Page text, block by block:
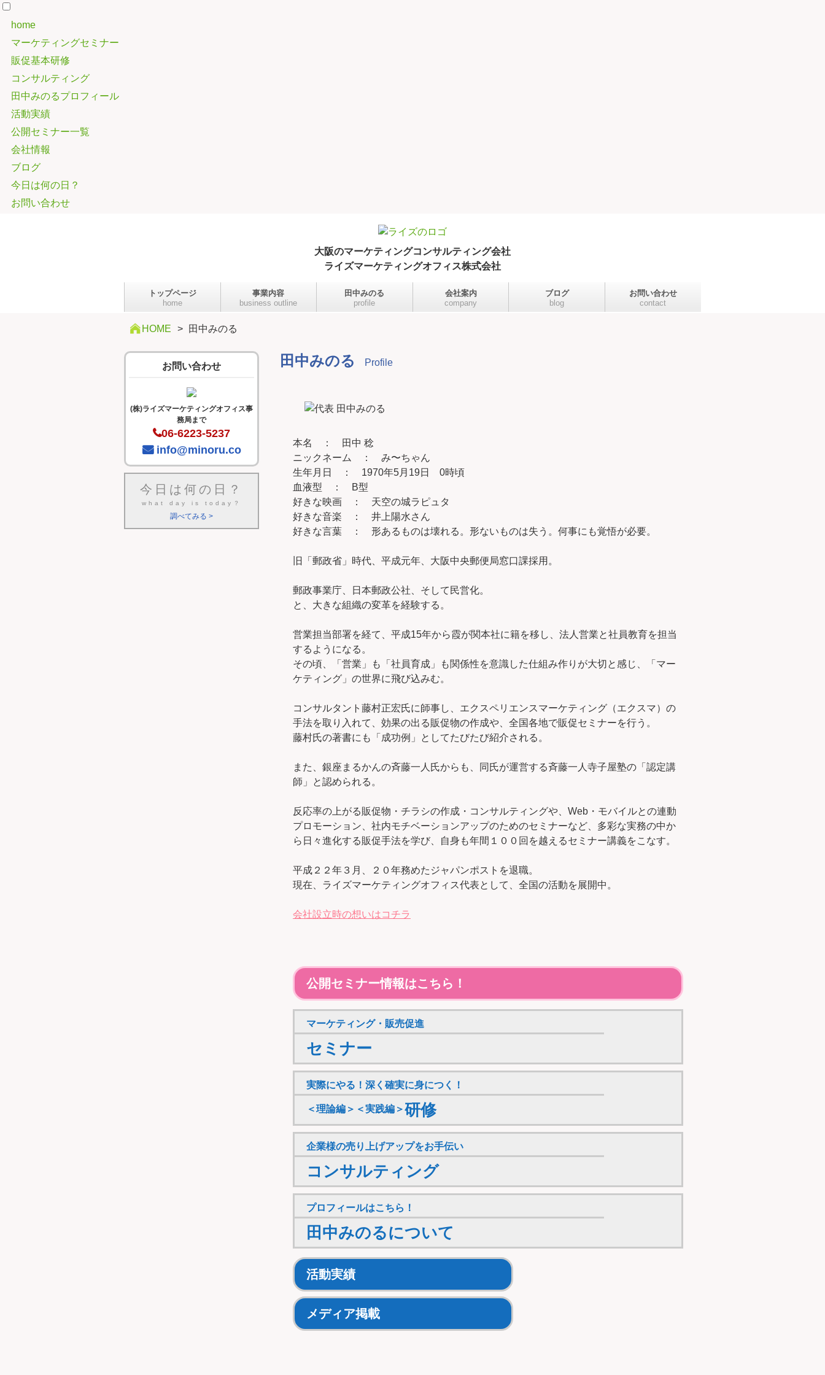
home
マーケティングセミナー
販促基本研修
コンサルティング
田中みのるプロフィール
活動実績
公開セミナー一覧
会社情報
ブログ
今日は何の日？
お問い合わせ
大阪のマーケティングコンサルティング会社
ライズマーケティングオフィス株式会社
トップページ
home
事業内容
business outline
セミナー
販促基本研修
コンサルティング
田中みのる
profile
会社案内
company
ブログ
blog
お問い合わせ
contact
HOME > 田中みのる
田中みのる Profile
本名 ： 田中 稔
ニックネーム ： み〜ちゃん
生年月日 ： 1970年5月19日 0時頃
血液型 ： B型
好きな映画 ： 天空の城ラピュタ
好きな音楽 ： 井上陽水さん
好きな言葉 ： 形あるものは壊れる。形ないものは失う。何事にも覚悟が必要。
旧「郵政省」時代、平成元年、大阪中央郵便局窓口課採用。
郵政事業庁、日本郵政公社、そして民営化。
と、大きな組織の変革を経験する。
営業担当部署を経て、平成15年から霞が関本社に籍を移し、法人営業と社員教育を担当
するようになる。
その頃、「営業」も「社員育成」も関係性を意識した仕組み作りが大切と感じ、「マー
ケティング」の世界に飛び込みむ。
コンサルタント藤村正宏氏に師事し、エクスペリエンスマーケティング（エクスマ）の
手法を取り入れて、効果の出る販促物の作成や、全国各地で販促セミナーを行う。
藤村氏の著書にも「成功例」としてたびたび紹介される。
また、銀座まるかんの斉藤一人氏からも、同氏が運営する斉藤一人寺子屋塾の「認定講
師」と認められる。
反応率の上がる販促物・チラシの作成・コンサルティングや、Web・モバイルとの連動
プロモーション、社内モチベーションアップのためのセミナーなど、多彩な実務の中か
ら日々進化する販促手法を学び、自身も年間１００回を越えるセミナー講義をこなす。
平成２２年３月、２０年務めたジャパンポストを退職。
現在、ライズマーケティングオフィス代表として、全国の活動を展開中。
会社設立時の想いはコチラ
公開セミナー情報はこちら！
マーケティング・販売促進
セミナー
実際にやる！深く確実に身につく！
＜理論編＞＜実践編＞研修
企業様の売り上げアップをお手伝い
コンサルティング
プロフィールはこちら！
田中みのるについて
活動実績
メディア掲載
お問い合わせ
(株)ライズマーケティングオフィス事
務局まで
06-6223-5237
info@minoru.co
今日は何 の日？
what day is today？
調べてみる >